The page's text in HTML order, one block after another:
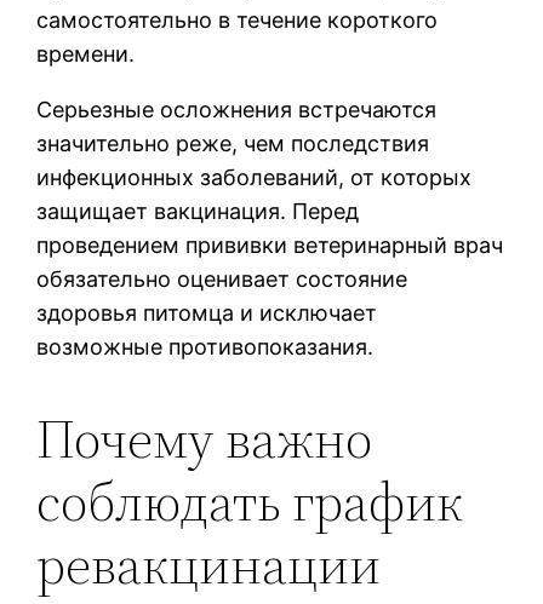
самостоятельно в течение короткого
времени.
Серьезные осложнения встречаются
значительно реже, чем последствия
инфекционных заболеваний, от которых
защищает вакцинация. Перед
проведением прививки ветеринарный врач
обязательно оценивает состояние
здоровья питомца и исключает
возможные противопоказания.
Почему важно
соблюдать график
ревакцинации